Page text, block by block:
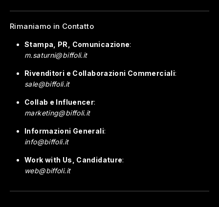
Rimaniamo in Contatto
Stampa, PR, Comunicazione:
m.saturni@biffoli.it
Rivenditori e Collaborazioni Commerciali:
sale@biffoli.it
Collab e Influencer:
marketing@biffoli.it
Informazioni Generali:
info@biffoli.it
Work with Us, Candidature:
web@biffoli.it